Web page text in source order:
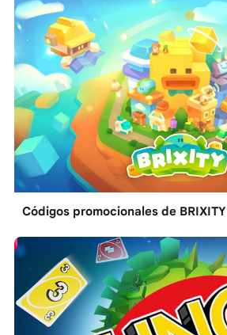
Códigos promocionales de BRIXITY